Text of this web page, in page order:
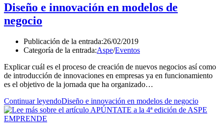
Diseño e innovación en modelos de
negocio
Publicación de la entrada:26/02/2019
Categoría de la entrada:Aspe/Eventos
Explicar cuál es el proceso de creación de nuevos negocios así como
de introducción de innovaciones en empresas ya en funcionamiento
es el objetivo de la jornada que ha organizado…
Continuar leyendoDiseño e innovación en modelos de negocio